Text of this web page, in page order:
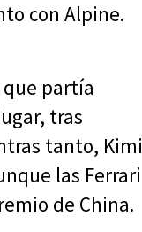
con Alpine.
que partía
tras
tanto, Kimi
las Ferrari
de China.